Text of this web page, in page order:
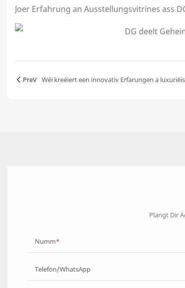
Joer Erfahrung an Ausstellungsvitrines ass
PreV Wéi kreéiert een innovativ Erfarungen a
Plangt Dir
Numm
Telefon/WhatsApp